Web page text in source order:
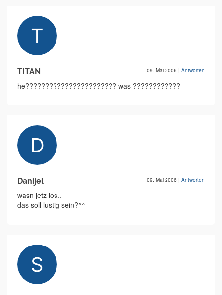
TITAN 09. Mai 2006 | Antworten
he??????????????????????? was ????????????
Danijel 09. Mai 2006 | Antworten
wasn jetz los..
das soll lustig sein?^^